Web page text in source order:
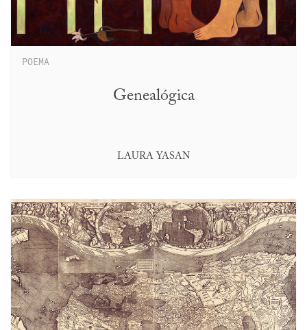
POEMA
Genealógica
LAURA YASAN